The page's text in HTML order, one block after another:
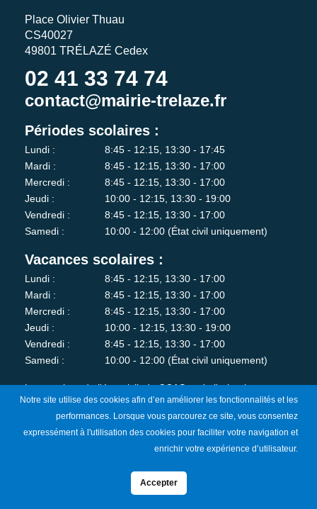
Place Olivier Thuau
CS40027
49801 TRÉLAZÉ Cedex
02 41 33 74 74
contact@mairie-trelaze.fr
Périodes scolaires :
Lundi :
8:45 - 12:15, 13:30 - 17:45
Mardi :
8:45 - 12:15, 13:30 - 17:00
Mercredi :
8:45 - 12:15, 13:30 - 17:00
Jeudi :
10:00 - 12:15, 13:30 - 19:00
Vendredi :
8:45 - 12:15, 13:30 - 17:00
Samedi :
10:00 - 12:00 (État civil uniquement)
Vacances scolaires :
Lundi :
8:45 - 12:15, 13:30 - 17:00
Mardi :
8:45 - 12:15, 13:30 - 17:00
Mercredi :
8:45 - 12:15, 13:30 - 17:00
Jeudi :
10:00 - 12:15, 13:30 - 19:00
Vendredi :
8:45 - 12:15, 13:30 - 17:00
Samedi :
10:00 - 12:00 (État civil uniquement)
Les services de l'état-civil, du CCAS et de l'urbanisme sont
fermés au public le lundi matin.
Je m'abonne à la newsletter
Notre site utilise des cookies afin d’en améliorer les fonctionnalités et les
performances. Lorsque vous parcourez ce site, vous consentez
expressément à l'utilisation des cookies pour faciliter votre navigation et
enrichir votre expérience d’utilisateur.
Accepter